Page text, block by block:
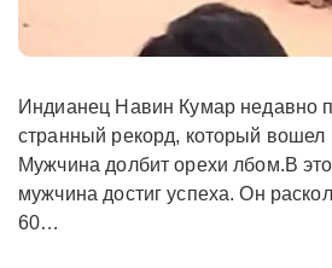
Индианец Навин Кумар недавно поставил весьма
странный рекорд, который вошел
Мужчина долбит орехи лбом.В
мужчина достиг успеха. Он
60…